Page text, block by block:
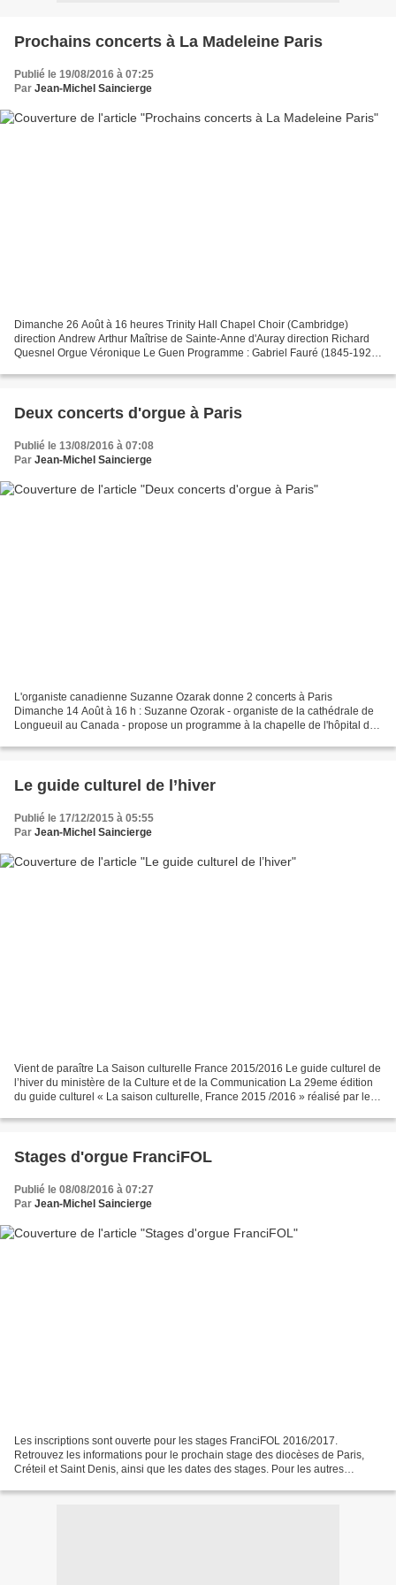
Prochains concerts à La Madeleine Paris
Publié le 19/08/2016 à 07:25
Par Jean-Michel Saincierge
Dimanche 26 Août à 16 heures Trinity Hall Chapel Choir (Cambridge)
direction Andrew Arthur Maîtrise de Sainte-Anne d'Auray direction Richard
Quesnel Orgue Véronique Le Guen Programme : Gabriel Fauré (1845-1924)
Deux concerts d'orgue à Paris
Publié le 13/08/2016 à 07:08
Par Jean-Michel Saincierge
L'organiste canadienne Suzanne Ozarak donne 2 concerts à Paris
Dimanche 14 Août à 16 h : Suzanne Ozorak - organiste de la cathédrale de
Longueuil au Canada - propose un programme à la chapelle de l'hôpital de
Le guide culturel de l’hiver
Publié le 17/12/2015 à 05:55
Par Jean-Michel Saincierge
Vient de paraître La Saison culturelle France 2015/2016 Le guide culturel de
l’hiver du ministère de la Culture et de la Communication La 29eme édition
du guide culturel « La saison culturelle, France 2015 /2016 » réalisé par le
Stages d'orgue FranciFOL
Publié le 08/08/2016 à 07:27
Par Jean-Michel Saincierge
Les inscriptions sont ouverte pour les stages FranciFOL 2016/2017.
Retrouvez les informations pour le prochain stage des diocèses de Paris,
Créteil et Saint Denis, ainsi que les dates des stages. Pour les autres